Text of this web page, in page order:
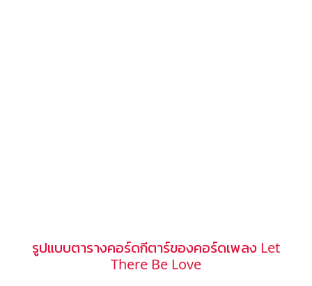
รูปแบบตารางคอร์ดกีตาร์ของคอร์ดเพลง Let
There Be Love